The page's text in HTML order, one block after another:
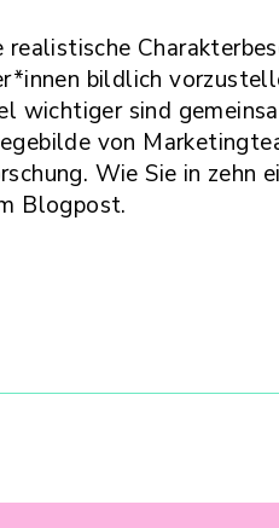
realistische
bildlich
wichtiger sind
von
Wie Sie in zehn
Blogpost.